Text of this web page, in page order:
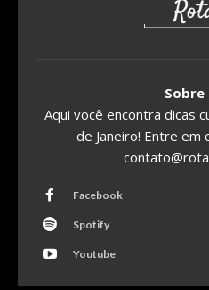
Sobre
Aqui você encontra dicas
de Janeiro! Entre
Facebook
Spotify
Youtube